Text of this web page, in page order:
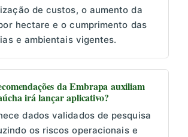
de custos, o aumento da
hectare e o cumprimento das
e ambientais vigentes.
da Embrapa auxiliam
irá lançar aplicativo?
dados validados de pesquisa
os riscos operacionais e